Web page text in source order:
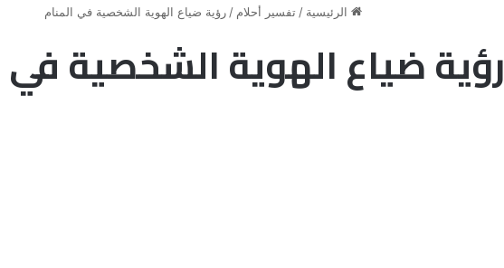
الرئيسية / تفسير أحلام / رؤية ضياع الهوية الشخصية في المنام
رؤية ضياع الهوية الشخصية في